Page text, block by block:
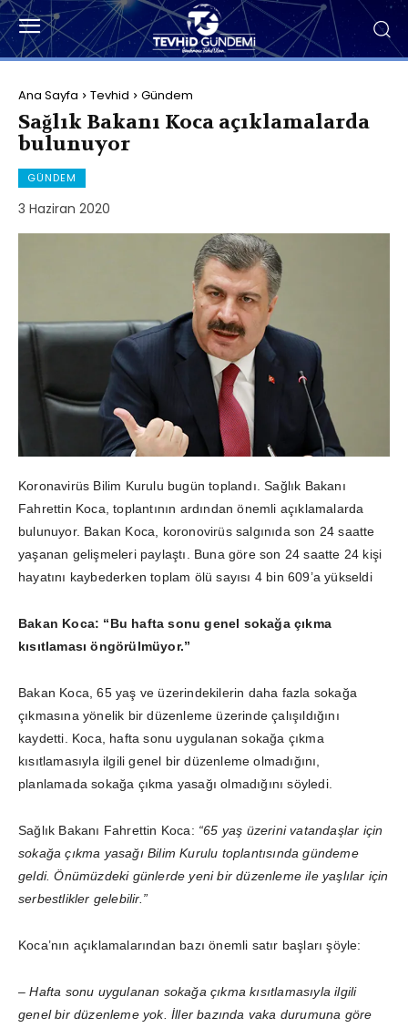
Ana Sayfa Tevhid Gündem
Sağlık Bakanı Koca açıklamalarda
bulunuyor
GÜNDEM
3 Haziran 2020
Koronavirüs Bilim Kurulu bugün toplandı. Sağlık Bakanı
Fahrettin Koca, toplantının ardından önemli açıklamalarda
bulunuyor. Bakan Koca, koronovirüs salgınıda son 24 saatte
yaşanan gelişmeleri paylaştı. Buna göre son 24 saatte 24 kişi
hayatını kaybederken toplam ölü sayısı 4 bin 609’a yükseldi
Bakan Koca: “Bu hafta sonu genel sokağa çıkma
kısıtlaması öngörülmüyor.”
Bakan Koca, 65 yaş ve üzerindekilerin daha fazla sokağa
çıkmasına yönelik bir düzenleme üzerinde çalışıldığını
kaydetti. Koca, hafta sonu uygulanan sokağa çıkma
kısıtlamasıyla ilgili genel bir düzenleme olmadığını,
planlamada sokağa çıkma yasağı olmadığını söyledi.
Sağlık Bakanı Fahrettin Koca: “65 yaş üzerini vatandaşlar için
sokağa çıkma yasağı Bilim Kurulu toplantısında gündeme
geldi. Önümüzdeki günlerde yeni bir düzenleme ile yaşlılar için
serbestlikler gelebilir.”
Koca’nın açıklamalarından bazı önemli satır başları şöyle:
–Hafta sonu uygulanan sokağa çıkma kısıtlamasıyla ilgili
genel bir düzenleme yok. İller bazında vaka durumuna göre